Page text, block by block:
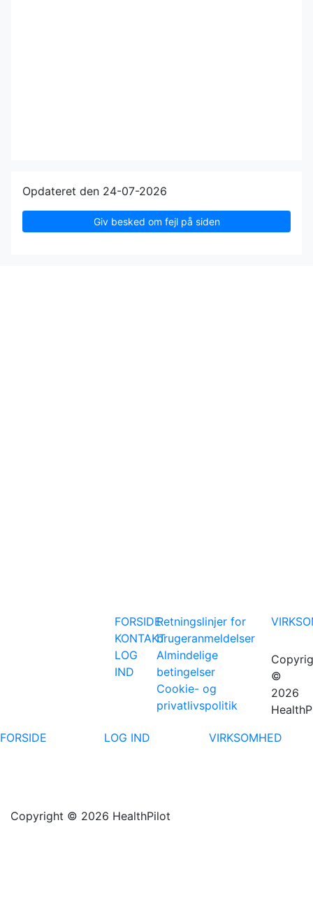
Opdateret den 24-07-2026
Giv besked om fejl på siden
FORSIDE
KONTAKT
LOG
IND
Retningslinjer for
brugeranmeldelser
Almindelige
betingelser
Cookie- og
privatlivspolitik
©
2026
FORSIDE
LOG IND VIRKSOMHED
Copyright © 2026 HealthPilot